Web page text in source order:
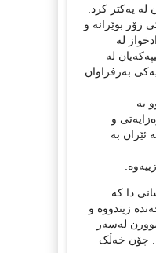
یەکتر کرد.
زۆر بوێرانە و
لە
لە
بەرفراوان
بوو بە
و
ئێران بە
دا کە
زیندووە و
لەسەر
چۆن خەڵک